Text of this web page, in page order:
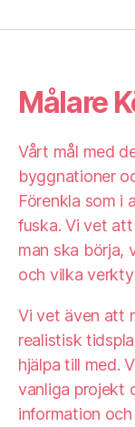
Målare
Vårt mål med
byggnationer
Förenkla som i
fuska. Vi vet
man ska börja,
och vilka
Vi vet även att
realistisk
hjälpa till med.
vanliga projekt
information